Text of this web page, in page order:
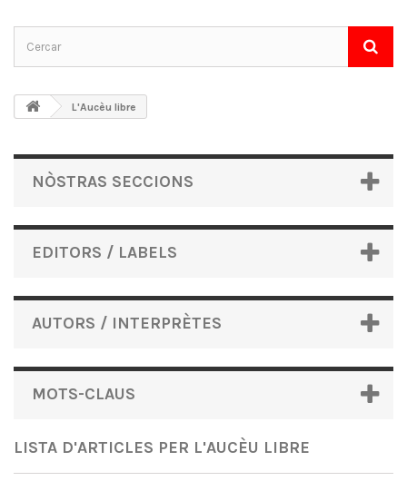
L'Aucèu libre
NÒSTRAS SECCIONS
EDITORS / LABELS
AUTORS / INTERPRÈTES
MOTS-CLAUS
LISTA D'ARTICLES PER L'AUCÈU LIBRE